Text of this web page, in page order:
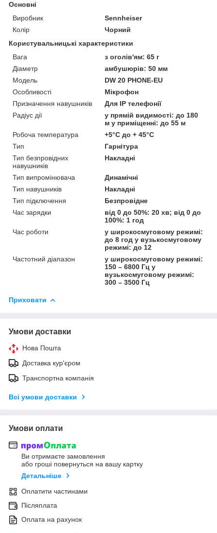
Основні
Виробник
Sennheiser
Колір
Чорний
Користувальницькі характеристики
Вага
з оголів'ям: 65 г
Діаметр
амбушюрів: 50 мм
Мoдель
DW 20 PHONE-EU
Особливості
Мікрофон
Призначення навушників
Для IP телефонії
Радіус дії
у прямій видимості: до 180
м у приміщенні: до 55 м
Робоча температура
+5°C до + 45°C
Тип
Гарнітура
Тип безпровідних
навушників
Накладні
Тип випромінювача
Динамічні
Тип навушників
Накладні
Тип підключення
Безпровідне
Час зарядки
від 0 до 50%: 20 хв; від 0 до
100%: 1 год
Час роботи
у широкосмуговому режимі:
до 8 год у вузькосмуговому
режимі: до 12
Частотний діапазон
у широкосмуговому режимі:
150 – 6800 Гц у
вузькосмуговому режимі:
300 – 3500 Гц
Приховати
Умови доставки
Нова Пошта
Доставка кур'єром
Транспортна компанія
Всі умови доставки
Умови оплати
Ви отримаєте замовлення
або гроші повернуться на вашу картку
Детальніше
Оплатити частинами
Післяплата
Оплата на рахунок